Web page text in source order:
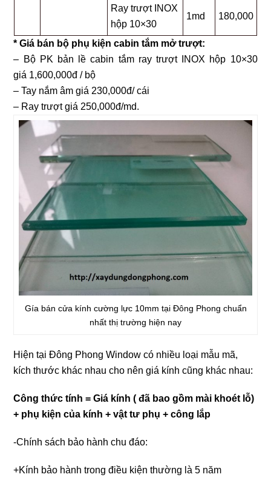
Ray trượt INOX
hộp 10×30
1md 180,000
* Giá bán bộ phụ kiện cabin tắm mở trượt:
– Bộ PK bản lề cabin tắm ray trượt INOX hộp 10×30
giá 1,600,000đ / bộ
– Tay nắm âm giá 230,000đ/ cái
– Ray trượt giá 250,000đ/md.
Gía bán cửa kính cường lực 10mm tại Đông Phong chuẩn
nhất thị trường hiện nay
Hiện tại Đông Phong Window có nhiều loại mẫu mã,
kích thước khác nhau cho nên giá kính cũng khác nhau:
Công thức tính = Giá kính ( đã bao gồm mài khoét lỗ)
+ phụ kiện của kính + vật tư phụ + công lắp
-Chính sách bảo hành chu đáo:
+Kính bảo hành trong điều kiện thường là 5 năm